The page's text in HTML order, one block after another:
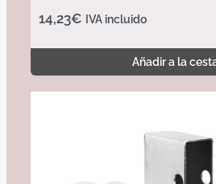
14,23€ IVA incluido
Añadir a la